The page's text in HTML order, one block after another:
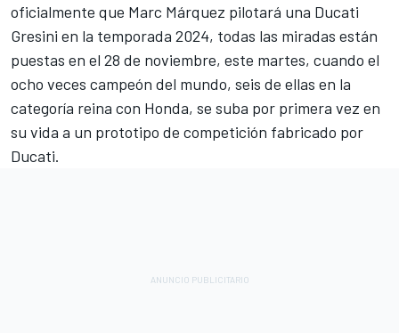
oficialmente que Marc Márquez pilotará una Ducati
Gresini en la temporada 2024, todas las miradas están
puestas en el 28 de noviembre, este martes, cuando el
ocho veces campeón del mundo, seis de ellas en la
categoría reina con Honda, se suba por primera vez en
su vida a un prototipo de competición fabricado por
Ducati.